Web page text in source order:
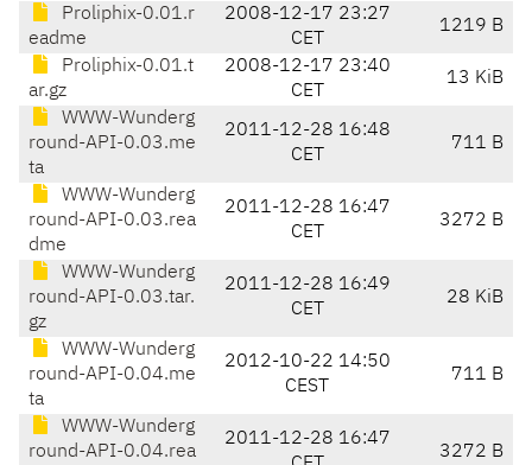
Proliphix-0.01.r
eadme
2008-12-17 23:27
CET
1219 B
Proliphix-0.01.t
ar.gz
2008-12-17 23:40
CET
13 KiB
WWW-Wunderg
round-API-0.03.me
ta
2011-12-28 16:48
CET
711 B
WWW-Wunderg
round-API-0.03.rea
dme
2011-12-28 16:47
CET
3272 B
WWW-Wunderg
round-API-0.03.tar.
gz
2011-12-28 16:49
CET
28 KiB
WWW-Wunderg
round-API-0.04.me
ta
2012-10-22 14:50
CEST
711 B
WWW-Wunderg
round-API-0.04.rea
2011-12-28 16:47
3272 B